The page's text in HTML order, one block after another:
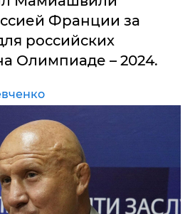
Франции за
российских
Олимпиаде – 2024.